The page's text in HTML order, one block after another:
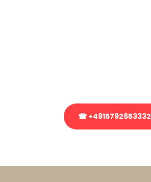
☎ +4915792653332